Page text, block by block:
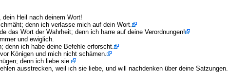
Heil nach deinem Wort!
denn ich verlasse mich auf dein Wort.
das Wort der Wahrheit; denn ich harre auf deine Verordnungen!
und ewiglich.
denn ich habe deine Befehle erforscht.
Königen und mich nicht schämen.
denn ich liebe sie.
ausstrecken, weil ich sie liebe, und will nachdenken über deine Satzungen.